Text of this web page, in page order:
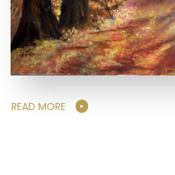
READ MORE